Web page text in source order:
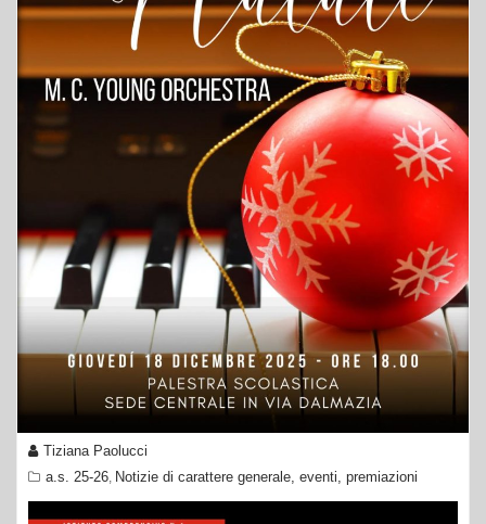
Tiziana Paolucci
a.s. 25-26, Notizie di carattere generale, eventi, premiazioni